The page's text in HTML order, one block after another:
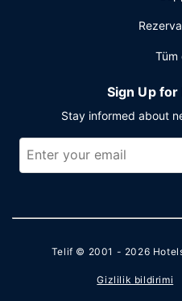
Tüm
Sign Up
Stay informed about
Telif © 2001 - 2026
Gizlilik bildirimi